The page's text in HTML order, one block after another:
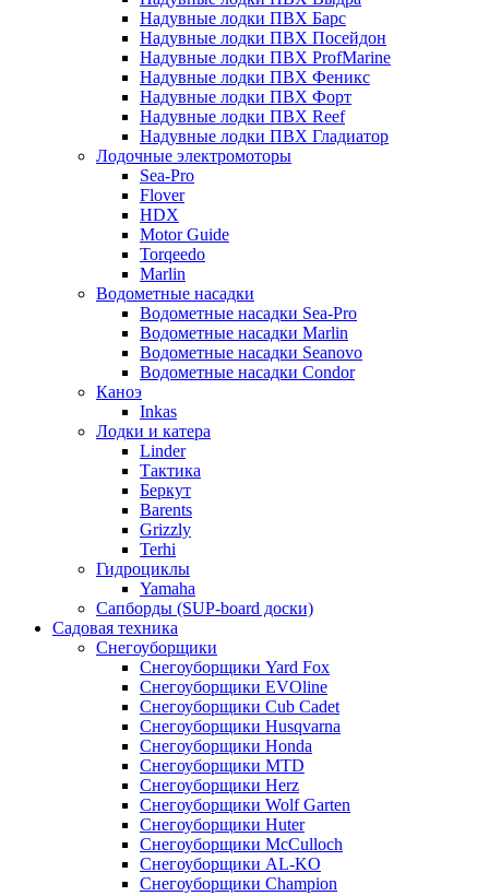
Надувные лодки ПВХ Барс
Надувные лодки ПВХ Посейдон
Надувные лодки ПВХ ProfMarine
Надувные лодки ПВХ Феникс
Надувные лодки ПВХ Форт
Надувные лодки ПВХ Reef
Надувные лодки ПВХ Гладиатор
Лодочные электромоторы
Sea-Pro
Flover
HDX
Motor Guide
Torqeedo
Marlin
Водометные насадки
Водометные насадки Sea-Pro
Водометные насадки Marlin
Водометные насадки Seanovo
Водометные насадки Condor
Каноэ
Inkas
Лодки и катера
Linder
Тактика
Беркут
Barents
Grizzly
Terhi
Гидроциклы
Yamaha
Сапборды (SUP-board доски)
Садовая техника
Снегоуборщики
Снегоуборщики Yard Fox
Снегоуборщики EVOline
Снегоуборщики Cub Cadet
Снегоуборщики Husqvarna
Снегоуборщики Honda
Снегоуборщики MTD
Снегоуборщики Herz
Снегоуборщики Wolf Garten
Снегоуборщики Huter
Снегоуборщики McCulloch
Снегоуборщики AL-KO
Снегоуборщики Champion